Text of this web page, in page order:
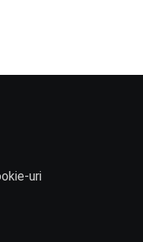
uri